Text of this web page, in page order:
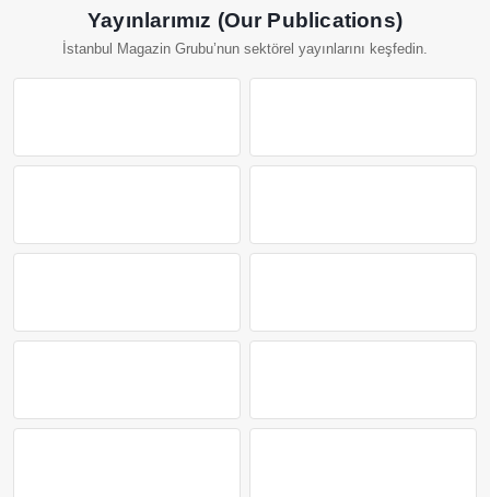
Yayınlarımız (Our Publications)
İstanbul Magazin Grubu’nun sektörel yayınlarını keşfedin.